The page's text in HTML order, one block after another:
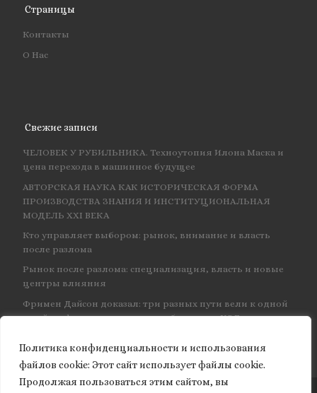
Политика конфиденциальности и использования
файлов сookie: Этот сайт использует файлы cookie.
Продолжая пользоваться этим сайтом, вы
Страницы
Контакты
О Нас
Свежие записи
ЧЕЛОВЕК У РУБИЛЬНИКА. Техноутопия Илона Маска и
цена перехода в машинное будущее
АВТОРСКАЯ НАУКА КАК ИСТОРИЧЕСКАЯ ФОРМА
ПРОИЗВОДСТВА ЗНАНИЯ И ИНСТИТУЦИОНАЛЬНАЯ
МОДЕЛЬ XXI ВЕКА
Кто управляет выбором: рынок, внимание и власть
после разлома
Рынок после разлома: специализация, власть и новые
центры влияния
Фримен Дайсон доказал: три разных пути вели к одной
и той же физике — и навсегда объединил КЭД